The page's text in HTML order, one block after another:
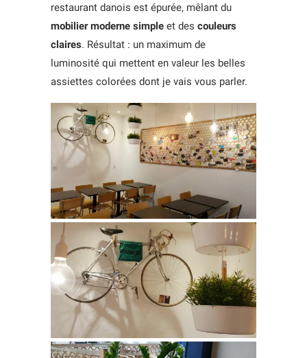
restaurant danois est épurée, mêlant du
mobilier moderne simple et des couleurs
claires. Résultat : un maximum de
luminosité qui mettent en valeur les belles
assiettes colorées dont je vais vous parler.